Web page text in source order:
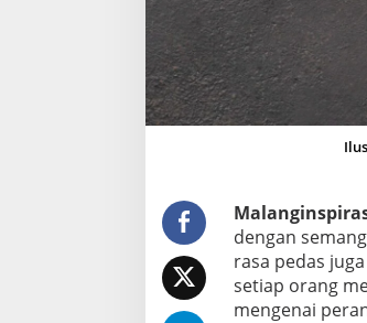
dengan
rasa pedas
setiap orang
mengenai